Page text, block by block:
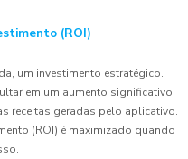
(ROI)
um investimento estratégico.
em um aumento significativo
receitas geradas pelo aplicativo.
(ROI) é maximizado quando